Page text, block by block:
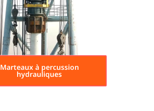
Marteaux à percussion
hydrauliques